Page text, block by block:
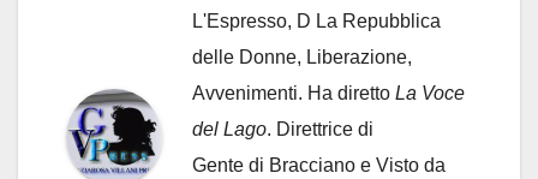
L'Espresso, D La Repubblica
delle Donne, Liberazione,
Avvenimenti. Ha diretto La Voce
del Lago. Direttrice di
Gente di Bracciano e Visto da